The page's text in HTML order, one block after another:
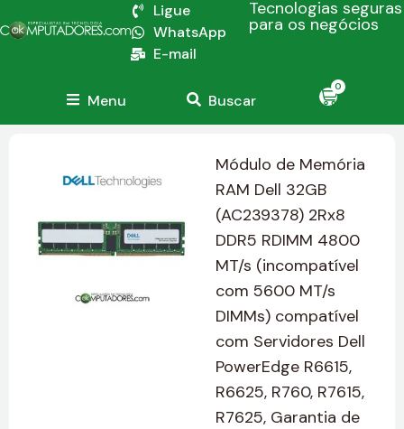
Ligue
WhatsApp
E-mail
Tecnologias seguras
para os negócios
Menu Buscar
0
Módulo de Memória
RAM Dell 32GB
(AC239378) 2Rx8
DDR5 RDIMM 4800
MT/s (incompatível
com 5600 MT/s
DIMMs) compatível
com Servidores Dell
PowerEdge R6615,
R6625, R760, R7615,
R7625, Garantia de